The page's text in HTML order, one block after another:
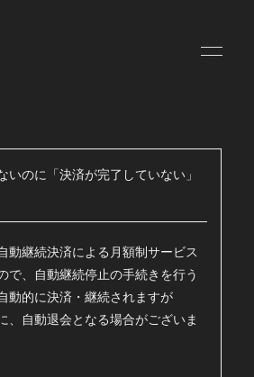
いのに「決済が完了していない」
動継続決済による月額制サービス
で、自動継続停止の手続きを行う
動的に決済・継続されますが
、自動退会となる場合がございま